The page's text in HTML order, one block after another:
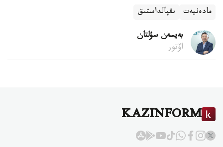
مادەنيەت ىقپالداستىق
بەيسەن سۇلتان
اۆتور
KAZINFORM